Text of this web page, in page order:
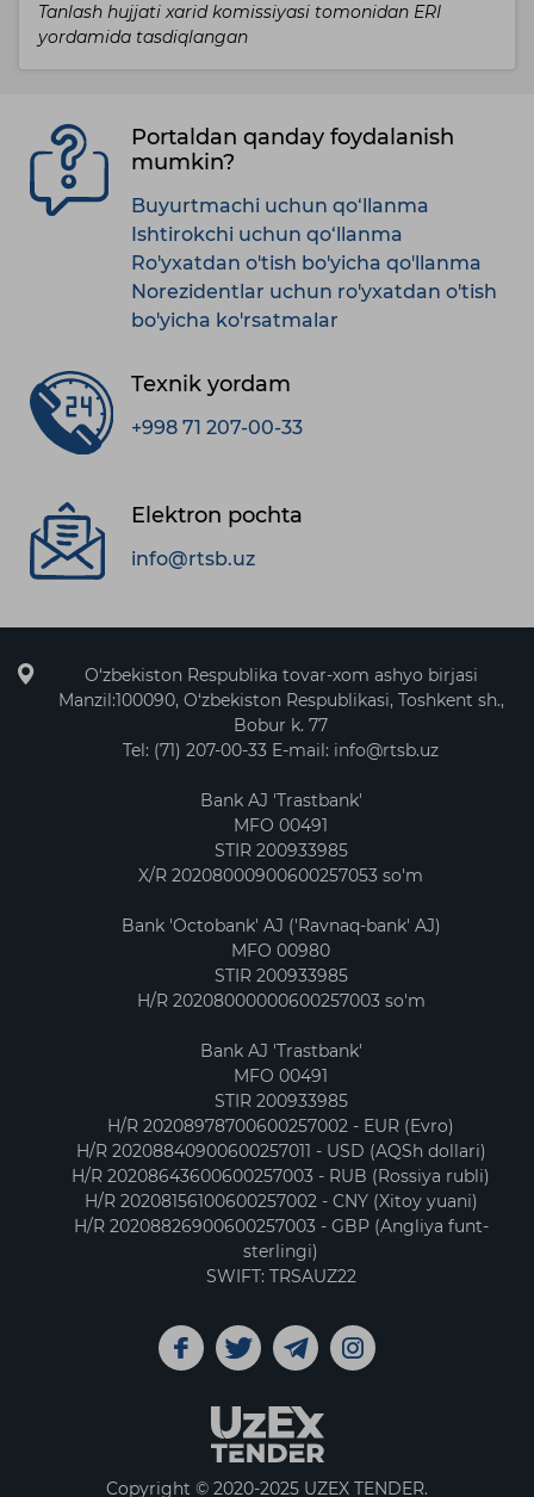
Tanlash hujjati xarid komissiyasi tomonidan ERI
yordamida tasdiqlangan
Portaldan qanday foydalanish
mumkin?
Buyurtmachi uchun qo‘llanma
Ishtirokchi uchun qo‘llanma
Ro'yxatdan o'tish bo'yicha qo'llanma
Norezidentlar uchun ro'yxatdan o'tish
bo'yicha ko'rsatmalar
Texnik yordam
+998 71 207-00-33
Elektron pochta
info@rtsb.uz
O‘zbekiston Respublika tovar-xom ashyo birjasi
Manzil:100090, O‘zbekiston Respublikasi, Toshkent sh.,
Bobur k. 77
Tel: (71) 207-00-33 E-mail: info@rtsb.uz
Bank AJ 'Trastbank'
MFO 00491
STIR 200933985
X/R 20208000900600257053 so'm
Bank 'Octobank' AJ ('Ravnaq-bank' AJ)
MFO 00980
STIR 200933985
H/R 20208000000600257003 so'm
Bank AJ 'Trastbank'
MFO 00491
STIR 200933985
H/R 20208978700600257002 - EUR (Evro)
H/R 20208840900600257011 - USD (AQSh dollari)
H/R 20208643600600257003 - RUB (Rossiya rubli)
H/R 20208156100600257002 - CNY (Xitoy yuani)
H/R 20208826900600257003 - GBP (Angliya funt-
sterlingi)
SWIFT: TRSAUZ22
Copyright © 2020-2025 UZEX TENDER.